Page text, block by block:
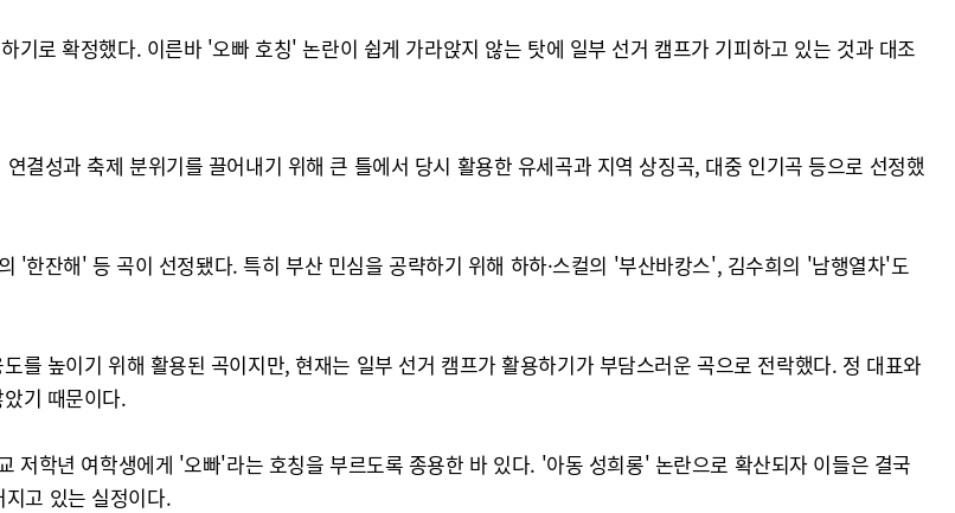
기로 확정했다. 이른바 '오빠 호칭' 논란이 쉽게 가라앉지 않는 탓에 일부 선거 캠프가 기피하고 있는 것과 대조
결성과 축제 분위기를 끌어내기 위해 큰 틀에서 당시 활용한 유세곡과 지역 상징곡, 대중 인기곡 등으로 선정했
한잔해' 등 곡이 선정됐다. 특히 부산 민심을 공략하기 위해 하하·스컬의 '부산바캉스', 김수희의 '남행열차'도
를 높이기 위해 활용된 곡이지만, 현재는 일부 선거 캠프가 활용하기가 부담스러운 곡으로 전락했다. 정 대표와
기 때문이다.
저학년 여학생에게 '오빠'라는 호칭을 부르도록 종용한 바 있다. '아동 성희롱' 논란으로 확산되자 이들은 결국
고 있는 실정이다.